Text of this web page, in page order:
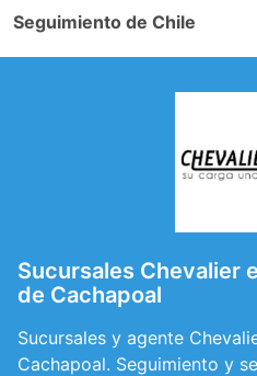
Seguimiento de Chile
Sucursales Chevalier
de Cachapoal
Sucursales y agente
Cachapoal. Seguimiento y